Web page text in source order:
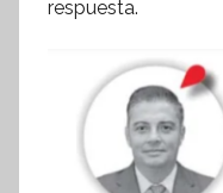
respuesta.